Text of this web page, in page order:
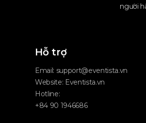
người
Hỗ trợ
Email: support@eventista.vn
Website: Eventista.vn
Hotline:
+84 90 1946686